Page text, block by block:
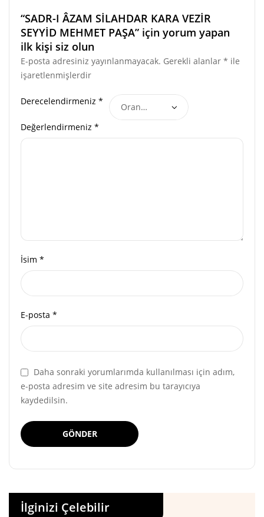
“SADR-I ÂZAM SİLAHDAR KARA VEZİR
SEYYİD MEHMET PAŞA” için yorum yapan
ilk kişi siz olun
E-posta adresiniz yayınlanmayacak. Gerekli alanlar * ile
işaretlenmişlerdir
Derecelendirmeniz *
Değerlendirmeniz *
İsim *
E-posta *
Daha sonraki yorumlarımda kullanılması için adım,
e-posta adresim ve site adresim bu tarayıcıya
kaydedilsin.
İlginizi Çelebilir